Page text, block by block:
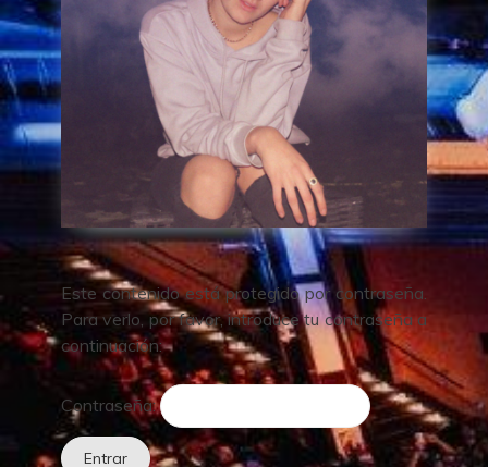
Este contenido está protegido por contraseña.
Para verlo, por favor, introduce tu contraseña a
continuación:
Contraseña: